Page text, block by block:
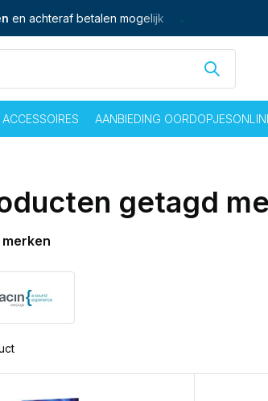
en achteraf betalen mogelijk
ACCESSOIRES AANBIEDING
getagd
merken